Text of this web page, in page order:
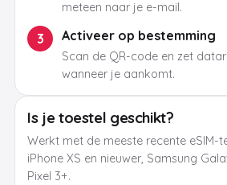
meteen naar je e-mail.
3 Activeer op bestemming
Scan de QR-code en zet
wanneer je aankomt.
Is je toestel geschikt?
Werkt met de meeste recente eSIM-
iPhone XS en nieuwer, Samsung
Pixel 3+.